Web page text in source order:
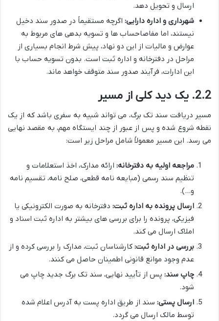
ارسال و تحویل دهد.
شهرداری و اداره دارایی: اگرچه مستقیماً در صدور سند دخیل
نیستند، اما مفاصاحساب ها و تسویه بدهی های مربوط به
عوارض و مالیات از این دو نهاد، پیش شرط انجام بسیاری از
مراحل در دفترخانه و اداره ثبت است. بدون تسویه حساب با
این ادارات، فرآیند صدور سند متوقف خواهد ماند.
2.2. یک دید کلی از مسیر
مسیر دریافت سند تک برگ، می تواند شبیه به سفری باشد که از یک
نقطه شروع شده و پس از عبور از چند ایستگاه مهم، به مقصد نهایی
می رسد. این مسیر معمولاً شامل مراحل زیر است:
مراجعه اولیه به دفترخانه: ارائه مدارک، اخذ استعلامات و
تنظیم سند رسمی (مبایعه نامه قطعی، صلح نامه، تقسیم نامه
و…).
ارسال پرونده به اداره ثبت: دفترخانه به صورت الکترونیکی یا
فیزیکی، پرونده را برای بررسی های بیشتر به اداره ثبت اسناد و
املاک ارسال می کند.
بررسی در اداره ثبت: کارشناسان ثبت، مدارک را بررسی کرده و از
عدم وجود موانع قانونی اطمینان حاصل می کنند.
چاپ سند: پس از تأیید نهایی، سند تک برگ جدید چاپ می
شود.
ارسال پستی: سند از طریق اداره پست به آدرس اعلام شده
توسط مالک ارسال می گردد.